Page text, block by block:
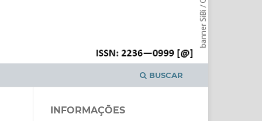
BUSCAR
INFORMAÇÕES